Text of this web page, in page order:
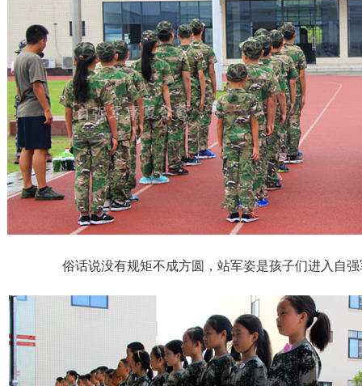
俗话说没有规矩不成方圆，站军姿是孩子们进入自